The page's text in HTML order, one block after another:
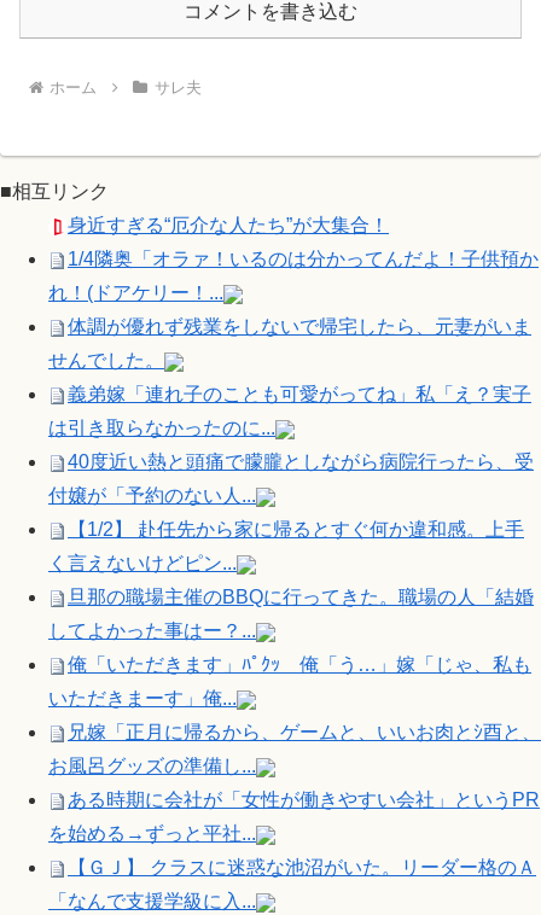
コメントを書き込む
ホーム サレ夫
■相互リンク
身近すぎる“厄介な人たち”が大集合！
1/4隣奥「オラァ！いるのは分かってんだよ！子供預か
れ！(ドアケリー！...
体調が優れず残業をしないで帰宅したら、元妻がいま
せんでした。
義弟嫁「連れ子のことも可愛がってね」私「え？実子
は引き取らなかったのに...
40度近い熱と頭痛で朦朧としながら病院行ったら、受
付嬢が「予約のない人...
【1/2】 赴任先から家に帰るとすぐ何か違和感。上手
く言えないけどピン...
旦那の職場主催のBBQに行ってきた。職場の人「結婚
してよかった事はー？...
俺「いただきます」ﾊﾟｸｯ 俺「う…」嫁「じゃ、私も
いただきまーす」俺...
兄嫁「正月に帰るから、ゲームと、いいお肉とｼ酉と、
お風呂グッズの準備し...
ある時期に会社が「女性が働きやすい会社」というPR
を始める→ずっと平社...
【ＧＪ】 クラスに迷惑な池沼がいた。リーダー格のＡ
「なんで支援学級に入...